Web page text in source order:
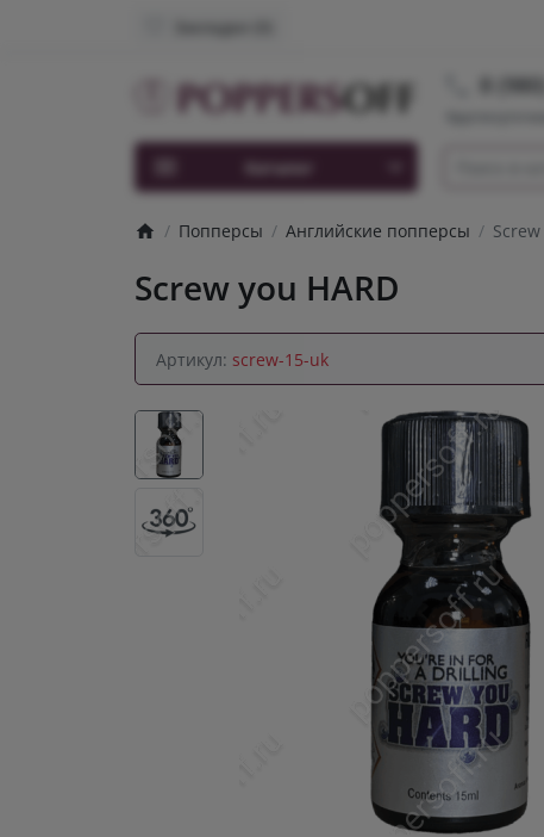
8
Каталог
Попперсы Английские попперсы Screw
Screw you HARD
Артикул: screw-15-uk